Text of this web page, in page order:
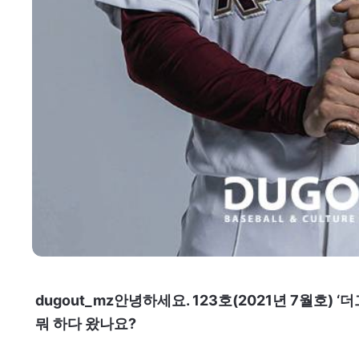
dugout_mz안녕하세요. 123호(2021년 7월호) ‘더
뭐 하다 왔나요?